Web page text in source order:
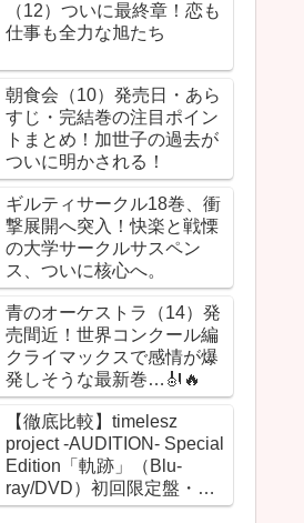
（12）ついに最終章！恋も
仕事も全力な旭たち
朝食会（10）発売日・あら
すじ・完結巻の注目ポイン
トまとめ！加世子の過去が
ついに明かされる！
ギルティサークル18巻、衝
撃展開へ突入！快楽と戦慄
の大学サークルサスペン
ス、ついに核心へ。
青のオーケストラ（14）発
売間近！世界コンクール編
クライマックスで感情が爆
発しそうな最新巻…🎻🔥
【徹底比較】timelesz
project -AUDITION- Special
Edition「軌跡」（Blu-
ray/DVD）初回限定盤・通
常盤の違いまとめ！【グッ